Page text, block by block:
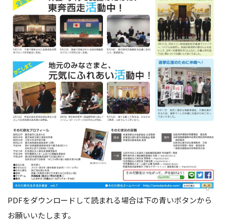
PDFをダウンロードして読まれる場合は下の青いボタンから
お願いいたします。